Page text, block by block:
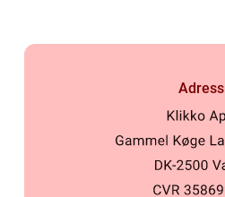
Adress